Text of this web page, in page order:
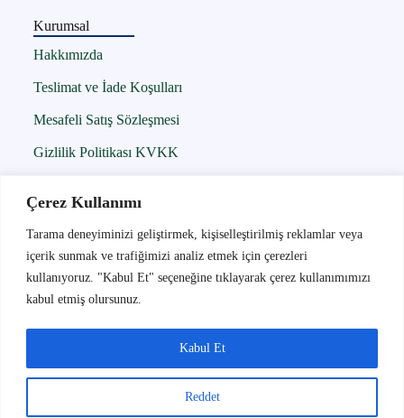
Çerez Kullanımı
Tarama deneyiminizi geliştirmek, kişiselleştirilmiş reklamlar veya
içerik sunmak ve trafiğimizi analiz etmek için çerezleri
kullanıyoruz. "Kabul Et" seçeneğine tıklayarak çerez kullanımımızı
kabul etmiş olursunuz.
Reddet
Kabul Et
Kurumsal
Hakkımızda
Teslimat ve İade Koşulları
Mesafeli Satış Sözleşmesi
Gizlilik Politikası KVKK
İletişim
05300956242
info@globalbant.com.tr